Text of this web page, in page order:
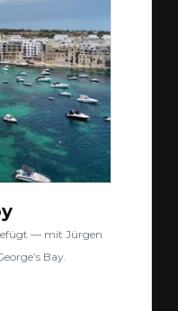
— mit Jürgen
Bay.